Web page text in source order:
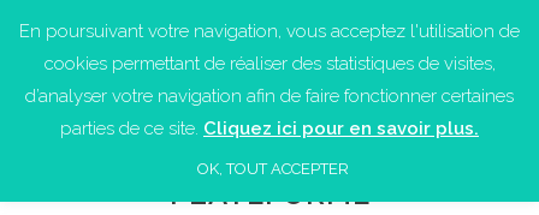
PLATEFORME
En poursuivant votre navigation, vous acceptez l'utilisation de
cookies permettant de réaliser des statistiques de visites,
d’analyser votre navigation afin de faire fonctionner certaines
parties de ce site. Cliquez ici pour en savoir plus.
OK, TOUT ACCEPTER